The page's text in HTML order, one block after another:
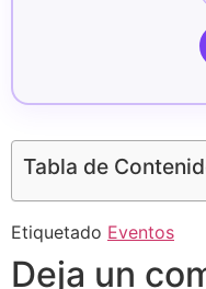
Tabla de
Etiquetado Eventos
Deja un